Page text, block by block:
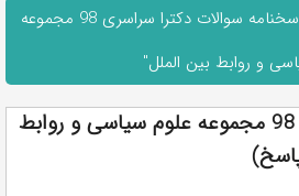
نوشته هایی با برچسب "پاسخنامه سوالات دکترا سراسری 98 مجموعه
و روابط بین الملل"
دانلود کنکور دکتری 98 مجموعه علوم سیاسی و روابط